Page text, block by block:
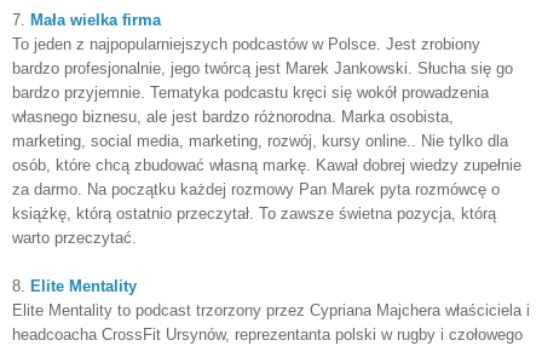
7. Mała wielka firma
To jeden z najpopularniejszych podcastów w Polsce. Jest zrobiony
bardzo profesjonalnie, jego twórcą jest Marek Jankowski. Słucha się go
bardzo przyjemnie. Tematyka podcastu kręci się wokół prowadzenia
własnego biznesu, ale jest bardzo różnorodna. Marka osobista,
marketing, social media, marketing, rozwój, kursy online.. Nie tylko dla
osób, które chcą zbudować własną markę. Kawał dobrej wiedzy zupełnie
za darmo. Na początku każdej rozmowy Pan Marek pyta rozmówcę o
książkę, którą ostatnio przeczytał. To zawsze świetna pozycja, którą
warto przeczytać.
8. Elite Mentality
Elite Mentality to podcast trzorzony przez Cypriana Majchera właściciela i
headcoacha CrossFit Ursynów, reprezentanta polski w rugby i czołowego